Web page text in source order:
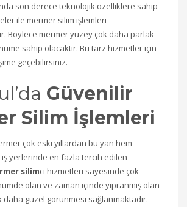
son derece teknolojik özelliklere sahip
ile mermer silim işlemleri
Böylece mermer yüzey çok daha parlak
sahip olacaktır. Bu tarz hizmetler için
geçebilirsiniz.
Güvenilir
Silim İşlemleri
çok eski yıllardan bu yan hem
yerlerinde en fazla tercih edilen
silimci hizmetleri sayesinde çok
olan ve zaman içinde yıpranmış olan
güzel görünmesi sağlanmaktadır.